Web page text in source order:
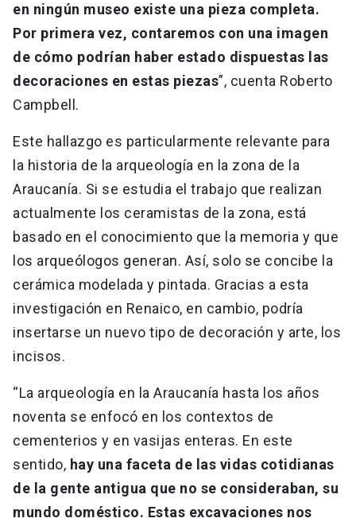
en ningún museo existe una pieza completa.
Por primera vez, contaremos con una imagen
de cómo podrían haber estado dispuestas las
decoraciones en estas piezas”, cuenta Roberto
Campbell.
Este hallazgo es particularmente relevante para
la historia de la arqueología en la zona de la
Araucanía. Si se estudia el trabajo que realizan
actualmente los ceramistas de la zona, está
basado en el conocimiento que la memoria y que
los arqueólogos generan. Así, solo se concibe la
cerámica modelada y pintada. Gracias a esta
investigación en Renaico, en cambio, podría
insertarse un nuevo tipo de decoración y arte, los
incisos.
“La arqueología en la Araucanía hasta los años
noventa se enfocó en los contextos de
cementerios y en vasijas enteras. En este
sentido, hay una faceta de las vidas cotidianas
de la gente antigua que no se consideraban, su
mundo doméstico. Estas excavaciones nos